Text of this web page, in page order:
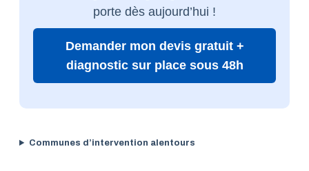
porte dès aujourd’hui !
Demander mon devis gratuit +
diagnostic sur place sous 48h
Communes d’intervention alentours